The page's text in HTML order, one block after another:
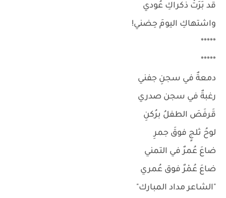
قد بَرَتْ ذكراكِ عُودي
واشتهاكِ اليومَ حِضني!
*****
*****
دمعةٌ في سجنِ جفني
رغبةٌ في سجن صدري
قَرفَصَ الطفلُ برُكنِ
لوحُ ثلجٍ فوقَ جمرِ
ضاعَ عُمرٌ في التمني
ضاعَ عُمْرٌ فوق عُمري
"الشاعر مداد المبارك"